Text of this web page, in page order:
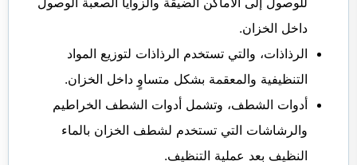
داخل الخزان.
الرذاذات، والتي تستخدم الرذاذات لتوزيع المواد
التنظيفية والمعقمة بشكل متساوٍ داخل الخزان.
أدوات الشطف، وتشمل أدوات الشطف الخراطيم
والرشاشات التي تستخدم لشطف الخزان بالماء
النظيف بعد عملية التنظيف.